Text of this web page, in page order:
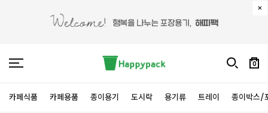
0
카페식품 카페용품 종이용기 도시락 용기류 트레이 종이박스/